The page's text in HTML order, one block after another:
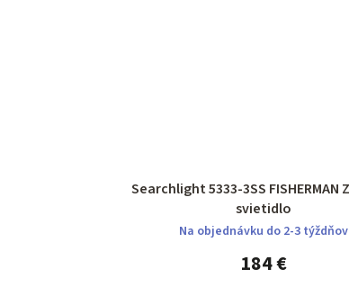
Searchlight 5333-3SS FISHERMAN Závesné
svietidlo
Na objednávku do 2-3 týždňov
184 €